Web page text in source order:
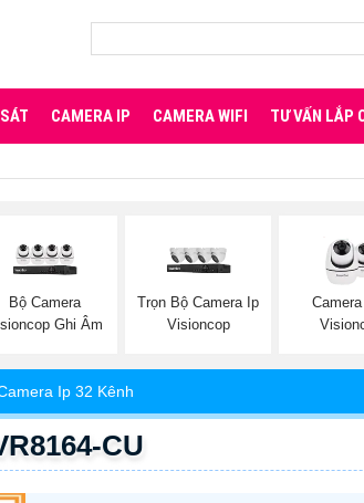
CAMERA IP CAMERA WIFI TƯ VẤN LẮP
Bộ Camera
Ghi Âm
Trọn Bộ Camera Ip
Visioncop
Ip 32 Kênh
CU